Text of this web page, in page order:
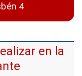
4
en la